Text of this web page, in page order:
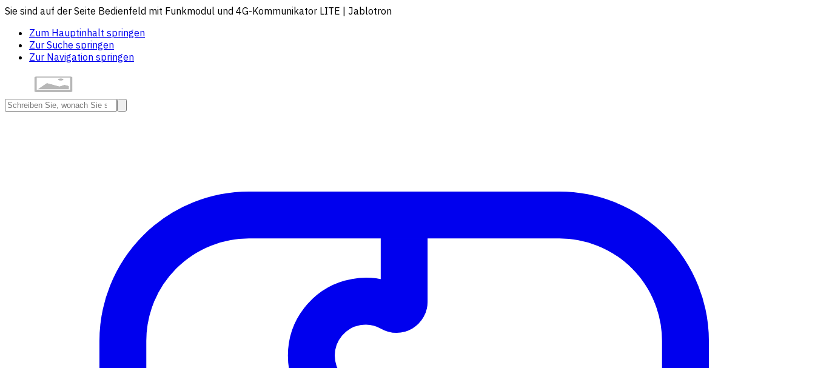
Sie sind auf der Seite Bedienfeld mit Funkmodul und 4G-Kommunikator LITE | Jablotron
Zum Hauptinhalt springen
Zur Suche springen
Zur Navigation springen